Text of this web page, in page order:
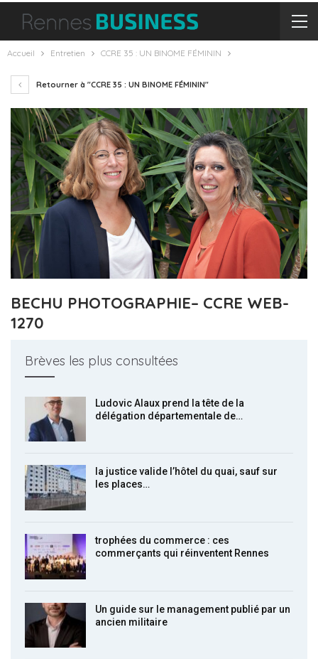
Accueil Entretien CCRE 35 : UN BINOME FÉMININ
Retourner à "CCRE 35 : UN BINOME FÉMININ"
BECHU PHOTOGRAPHIE– CCRE WEB-
1270
Brèves les plus consultées
Ludovic Alaux prend la tête de la
délégation départementale de…
la justice valide l’hôtel du quai, sauf sur
les places…
trophées du commerce : ces
commerçants qui réinventent Rennes
Un guide sur le management publié par un
ancien militaire